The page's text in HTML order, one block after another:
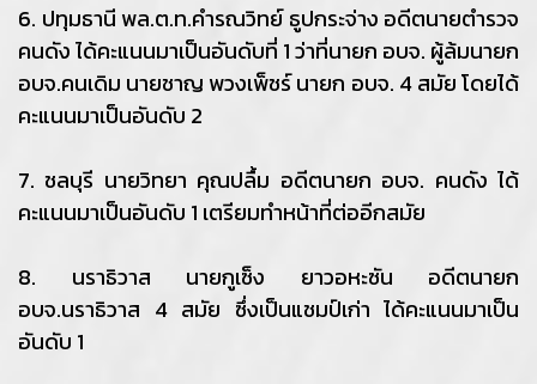
6. ปทุมธานี พล.ต.ท.คำรณวิทย์ ธูปกระจ่าง อดีตนายตำรวจ
คนดัง ได้คะแนนมาเป็นอันดับที่ 1 ว่าที่นายก อบจ. ผู้ล้มนายก
อบจ.คนเดิม นายชาญ พวงเพ็ชร์ นายก อบจ. 4 สมัย โดยได้
คะแนนมาเป็นอันดับ 2
7. ชลบุรี นายวิทยา คุณปลื้ม อดีตนายก อบจ. คนดัง ได้
คะแนนมาเป็นอันดับ 1 เตรียมทำหน้าที่ต่ออีกสมัย
8. นราธิวาส นายกูเซ็ง ยาวอหะซัน อดีตนายก
อบจ.นราธิวาส 4 สมัย ซึ่งเป็นแชมป์เก่า ได้คะแนนมาเป็น
อันดับ 1